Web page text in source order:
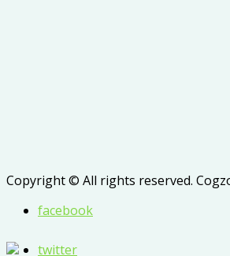
Copyright © All rights reserved.
facebook
twitter